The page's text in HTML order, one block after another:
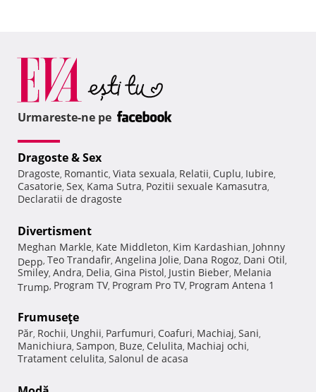
Urmareste-ne pe
Dragoste & Sex
Dragoste, Romantic, Viata sexuala, Relatii, Cuplu, Iubire,
Casatorie, Sex, Kama Sutra, Pozitii sexuale Kamasutra,
Declaratii de dragoste
Divertisment
Meghan Markle, Kate Middleton, Kim Kardashian, Johnny
Depp, Teo Trandafir, Angelina Jolie, Dana Rogoz, Dani Otil,
Smiley, Andra, Delia, Gina Pistol, Justin Bieber, Melania
Trump, Program TV, Program Pro TV, Program Antena 1
Frumuseţe
Păr, Rochii, Unghii, Parfumuri, Coafuri, Machiaj, Sani,
Manichiura, Sampon, Buze, Celulita, Machiaj ochi,
Tratament celulita, Salonul de acasa